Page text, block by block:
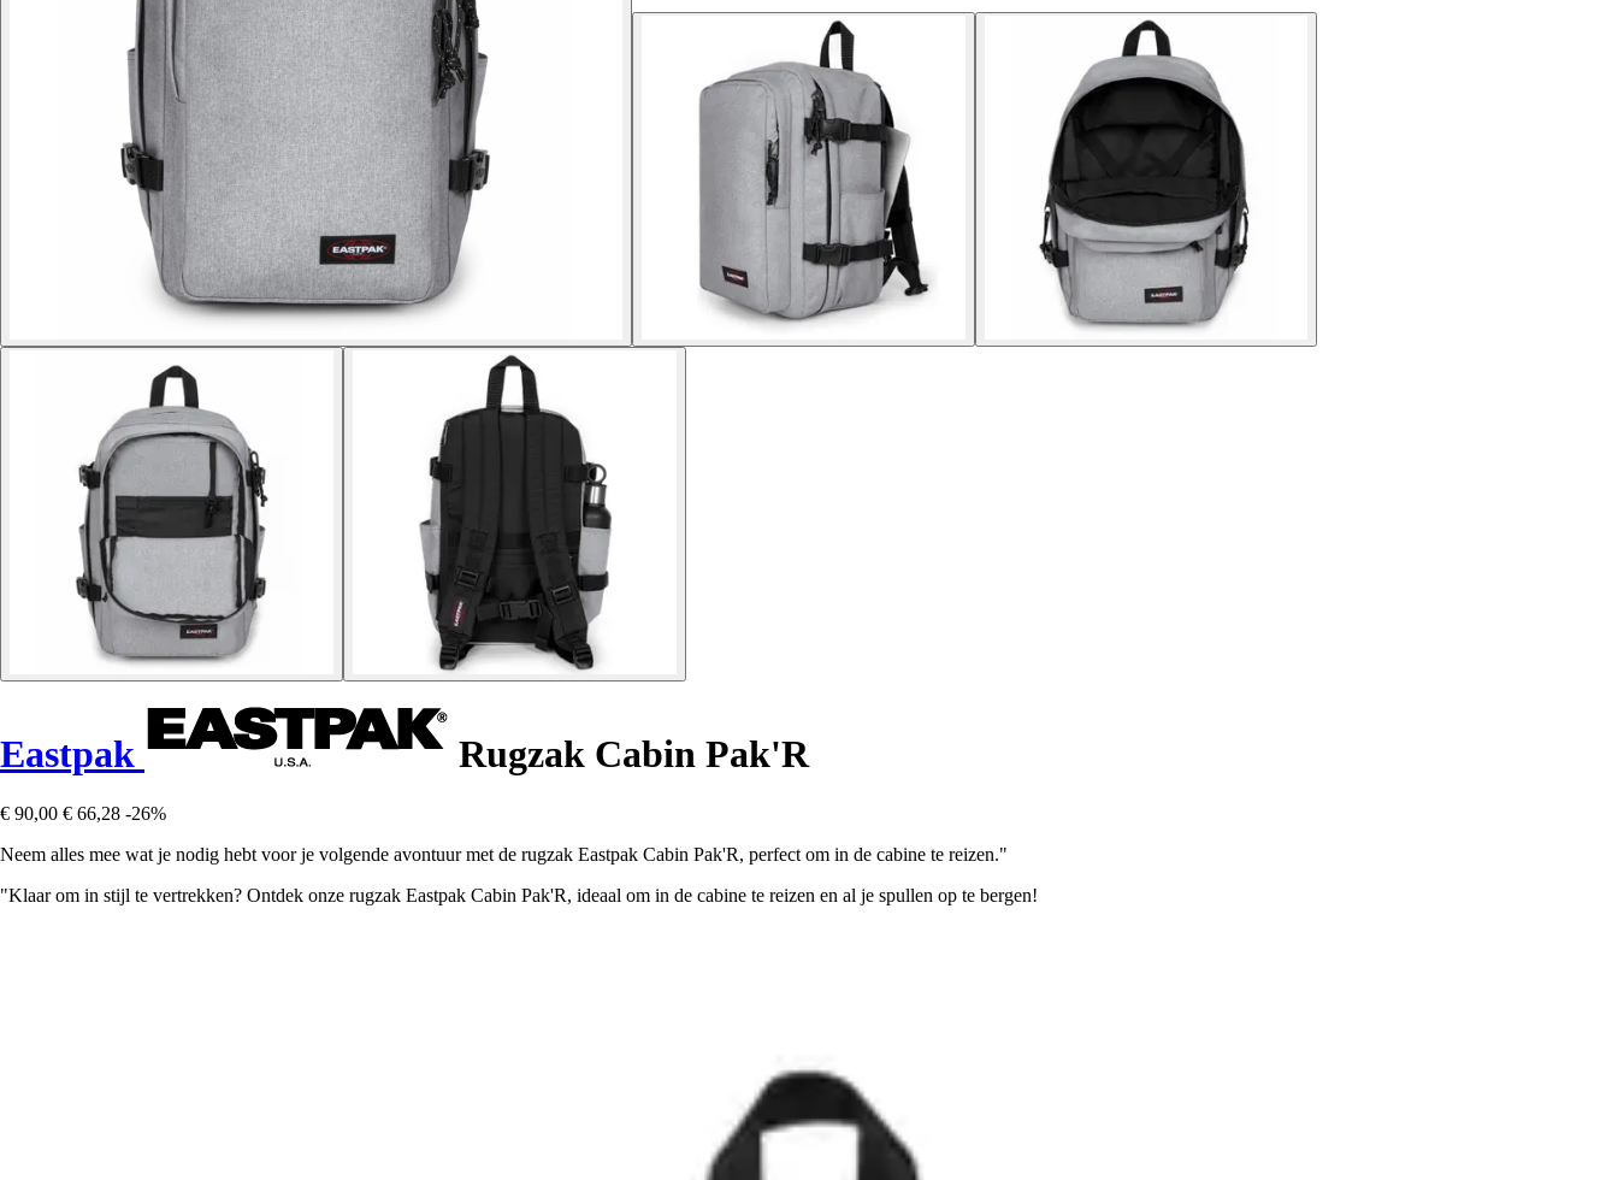
Eastpak Rugzak Cabin Pak'R
€ 90,00 € 66,28 -26%
Neem alles mee wat je nodig hebt voor je volgende avontuur met de rugzak Eastpak Cabin Pak'R, perfect om in de cabine te reizen."
"Klaar om in stijl te vertrekken? Ontdek onze rugzak Eastpak Cabin Pak'R, ideaal om in de cabine te reizen en al je spullen op te bergen!